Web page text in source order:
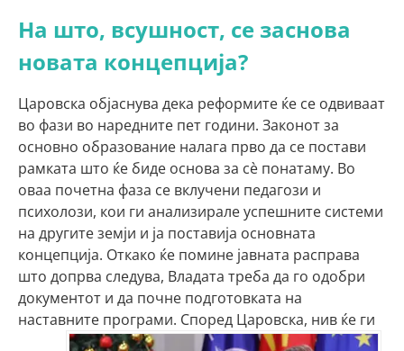
На што, всушност, се заснова
новата концепција?
Царовска објаснува дека реформите ќе се одвиваат
во фази во наредните пет години. Законот за
основно образование налага прво да се постави
рамката што ќе биде основа за сè понатаму. Во
оваа почетна фаза се вклучени педагози и
психолози, кои ги анализирале успешните системи
на другите земји и ја поставија основната
концепција. Откако ќе помине јавната расправа
што допрва следува, Владата треба да го одобри
документот и да почне подготовката на
наставните програми. Според Царовска, нив ќе ги